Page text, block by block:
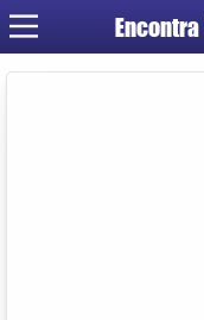
Encontra